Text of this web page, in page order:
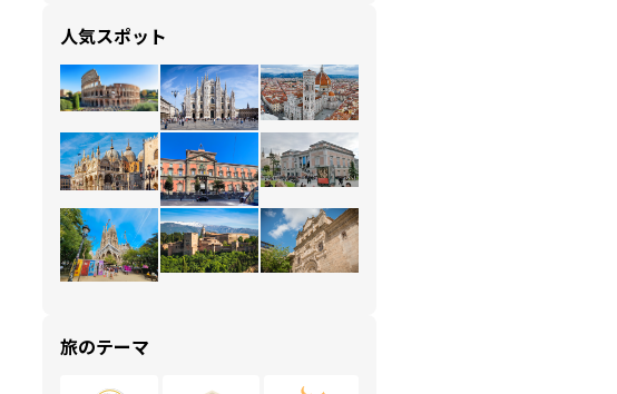
人気スポット
旅のテーマ